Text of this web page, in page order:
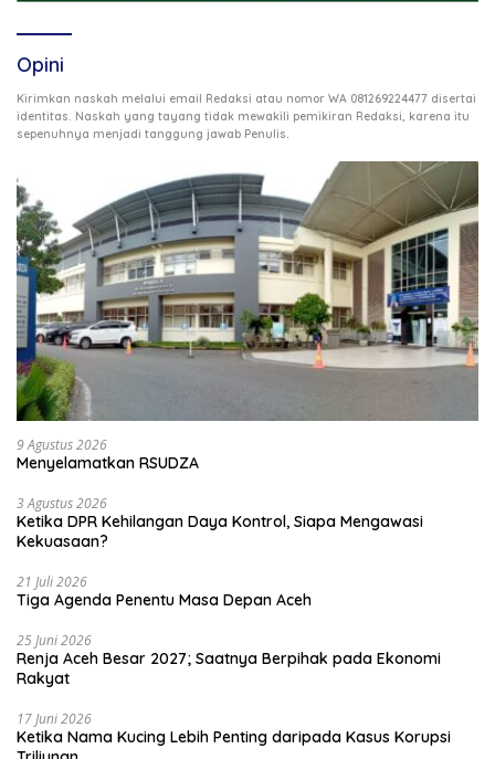
Opini
Kirimkan naskah melalui email Redaksi atau nomor WA 081269224477 disertai
identitas. Naskah yang tayang tidak mewakili pemikiran Redaksi, karena itu
sepenuhnya menjadi tanggung jawab Penulis
9 Agustus 2026
Menyelamatkan RSUDZA
3 Agustus 2026
Ketika DPR Kehilangan Daya Kontrol, Siapa Mengawasi
Kekuasaan?
21 Juli 2026
Tiga Agenda Penentu Masa Depan Aceh
25 Juni 2026
Renja Aceh Besar 2027; Saatnya Berpihak pada Ekonomi
Rakyat
17 Juni 2026
Ketika Nama Kucing Lebih Penting daripada Kasus Korupsi